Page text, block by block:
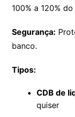
100% a 120%
Segurança:
banco.
Tipos:
CDB de
quiser